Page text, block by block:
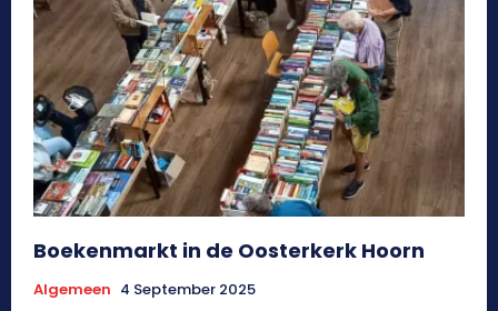
Boekenmarkt in de Oosterkerk Hoorn
Algemeen 4 September 2025